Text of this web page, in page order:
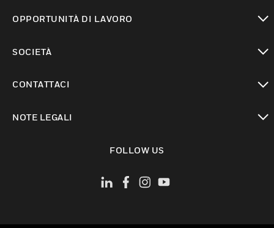
OPPORTUNITÀ DI LAVORO
SOCIETÀ
CONTATTACI
NOTE LEGALI
FOLLOW US